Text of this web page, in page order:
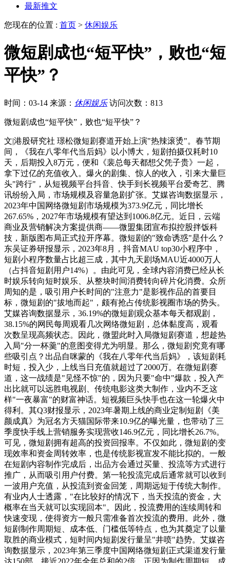
最新推文
您现在的位置 : 首页 > 休闲娱乐
微短剧成也“短平快”，败也“短
平快”？
时间：03-14 来源： 休闲娱乐 访问次数：813
微短剧成也“短平快”，败也“短平快”？
文|港股研究社 璟松微短剧赛道开始上演"热辣滚烫"。春节期
间，《我在八零年代当后妈》以小博大，短剧拍摄仅耗时10
天，后期投入8万元，便和《裴总每天都想父凭子贵》一起，
拿下过亿的充值收入。爆火的剧集、惊人的收入，引来大量巨
头"跨行"，从短视频平台抖音、快手到长视频平台爱奇艺、腾
讯纷纷入局，市场规模及容量急剧扩张。艾媒咨询数据显示，
2023年中国网络微短剧市场规模为373.9亿元，同比增长
267.65%，2027年市场规模有望达到1006.8亿元。近日，云端
商业及营销解决方案提供商——微盟集团宣布拟控股拌饭科
技，新版图布局正式拉开序幕。微短剧的"致命诱惑"是什么？
东吴证券研报显示，2023年8月，抖音MAU top30小程序中，
短剧小程序数量占比超三成，其中九天剧场MAU近4000万人
（占抖音短剧用户14%）。由此可见，全球内容消费已经从长
时娱乐转向短时娱乐、从整块时间消费转向碎片化消费。众所
周知的是，吸引用户长时间的"注意力"是影视作品的首要目
标，微短剧的"拔地而起"，颇有抢占传统影视圈市场的势头。
艾媒咨询数据显示，36.19%的微短剧观众基本每天都观剧，
38.15%的网民每周观看几次网络微短剧，总体黏度高，观看
次数呈现高频状态。因此，微盟此时入局微短剧赛道，想趁热
入局"分一杯羹"的意图变得尤为明显。那么，微短剧究竟有哪
些吸引点？出品自咪蒙的《我在八零年代当后妈》，该短剧耗
时短，投入少，上线当日充值就超过了2000万。在微短剧赛
道，这一战绩是"见怪不惊"的，因为只要"命中"爆款，投入产
出比就可以远胜电视剧、传统电影这类大制作，业内不乏这
样"一夜暴富"的财富神话。短视频巨头快手也在这一轮爆火中
得利。其Q3财报显示，2023年暑期上线的商业定制短剧《美
颜成真》为冠名方天猫国际带来10.9亿的曝光量，也带动了三
季度快手线上营销服务实现营收146.9亿元，同比增长26.7%。
可见，微短剧拥有超高的投资回报率。不仅如此，微短剧的变
现效率和资金周转效率，也是传统影视宣发不能比拟的。一般
在短剧内容制作完成后，出品方会通过买量、投流等方式进行
推广，从而吸引用户付费。第一轮投流完成后通常就可以收到
一波用户充值，从投流到资金回笼，周期远短于传统大制作。
有业内人士透露，"在比较好的情况下，当天投流的资金，大
概率在当天就可以实现回本"。因此，投流费用的连续周转和
快速变现，使得资方一般只需准备首次投流的费用。此外，微
短剧制作周期短、成本低、门槛低等特点，也为其奠定了以量
取胜的商业模式，短时间内短剧发行量呈"井喷"趋势。艾媒咨
询数据显示，2023年第三季度中国网络微短剧正式渠道发行量
达150部，接近2022年全年总和的2倍。正因为制作周期短、成